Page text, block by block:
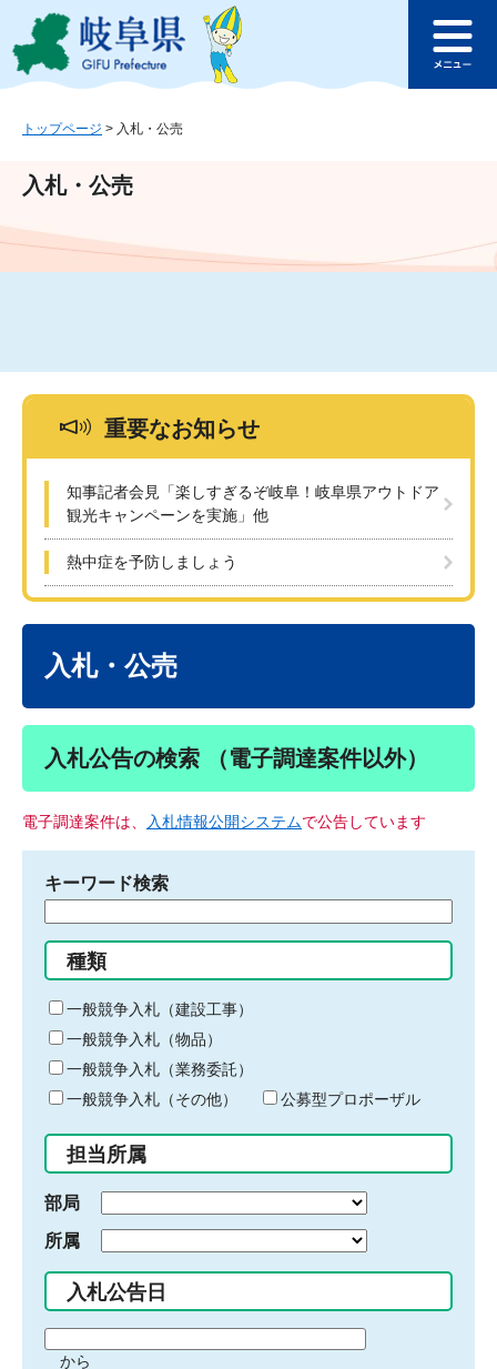
ジ
ュ
文
このページの本文へ
ュ
トップページ > 入札・公売
入札・公売
重要なお知らせ
知事記者会見「楽しすぎるぞ岐阜！岐阜県アウトドア
観光キャンペーンを実施」他
熱中症を予防しましょう
入札・公売
入札公告の検索 （電子調達案件以外）
電子調達案件は、 入札情報公開システムで公告しています
キーワード検索
る
キ
ー
ワ
ー
ド
入
力
種類
一般競争入札（建設工事）
一般競争入札（物品）
一般競争入札（業務委託）
一般競争入札（その他）
公募型プロポーザル
担当所属
部局
所属
入札公告日
間から